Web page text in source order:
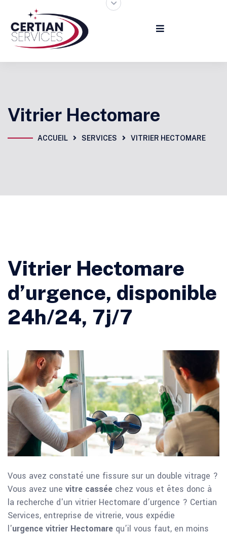
Vitrier Hectomare
ACCUEIL SERVICES VITRIER HECTOMARE
Vitrier Hectomare
d’urgence, disponible
24h/24, 7j/7
Vous avez constaté une fissure sur un double vitrage ?
Vous avez une vitre cassée chez vous et êtes donc à
la recherche d'un vitrier Hectomare d’urgence ? Certian
Services, entreprise de vitrerie, vous expédie
l'urgence vitrier Hectomare qu’il vous faut, en moins